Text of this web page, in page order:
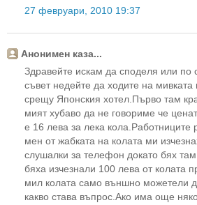
27 февруари, 2010 19:37
Анонимен каза...
Здравейте искам да споделя или по
съвет недейте да ходите на
срещу Японския хотел.Първо там
мият хубаво да не говориме че
е 16 лева за лека кола.Работниците
мен от жабката на колата ми
слушалки за телефон докато бях
бяха изчезнали 100 лева от колата
мил колата само външно можетели
какво става въпрос.Ако има още